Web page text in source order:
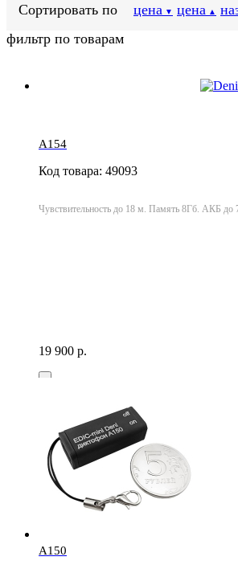
Сортировать по цена ▼ цена ▲
фильтр по товарам
A154
Код товара: 49093
Чувствительность до 18 м. Память 8Гб. АКБ до
19 900 р.
A150